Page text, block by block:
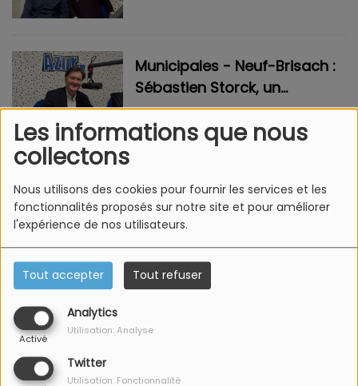
Les informations que nous
collectons
Nous utilisons des cookies pour fournir les services et les
fonctionnalités proposés sur notre site et pour améliorer
l'expérience de nos utilisateurs.
Tout accepter Tout refuser
Analytics
Activé
Utilisation: Analyse
Twitter
Utilisation: Fonctionnalité
Municipales - Neuf-Brisach :
Sébastien Storck, un
candidat « attaché au
territoire et à la commune »
Quatre listes s’affrontent
pour briguer la mairie
< 1 2 3 4 5 6